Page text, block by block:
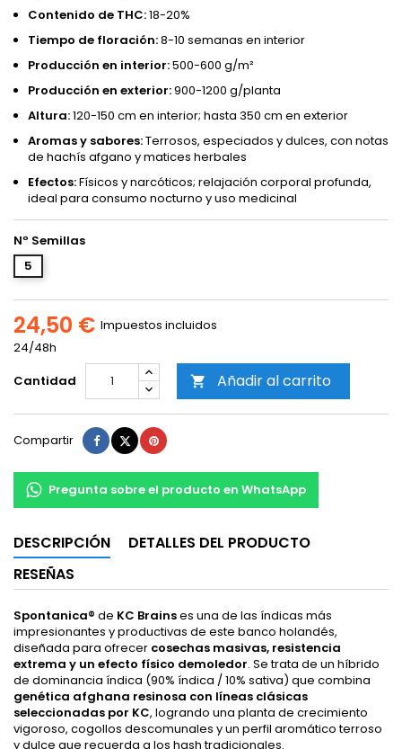
Contenido de THC:18-20%
Tiempo de floración:8-10 semanas en interior
Producción en interior:500-600 g/m²
Producción en exterior:900-1200 g/planta
Altura:120-150 cm en interior; hasta 350 cm en exterior
Aromas y sabores:Terrosos, especiados y dulces, con notas
de hachís afgano y matices herbales
Efectos:Físicos y narcóticos; relajación corporal profunda,
ideal para consumo nocturno y uso medicinal
Nº Semillas
5
24,50 € Impuestos incluidos
24/48h
Cantidad
 Añadir al carrito
Compartir Compartir
TuitearPinterest
Pregunta sobre el producto en WhatsApp
DESCRIPCIÓN
DETALLES DEL PRODUCTO
RESEÑAS
Spontanica® de KC Brainses una de las índicas más
impresionantes y productivas de este banco holandés,
diseñada para ofrecer cosechas masivas, resistencia
extrema y un efecto físico demoledor. Se trata de un híbrido
de dominancia índica (90% índica / 10% sativa) que combina
genética afghana resinosa con líneas clásicas
seleccionadas por KC, logrando una planta de crecimiento
vigoroso, cogollos descomunales y un perfil aromático terroso
y dulce que recuerda a los hash tradicionales.